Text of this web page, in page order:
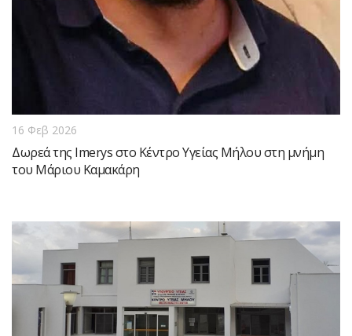
16 Φεβ 2026
Δωρεά της Imerys στο Κέντρο Υγείας Μήλου στη μνήμη
του Μάριου Καμακάρη